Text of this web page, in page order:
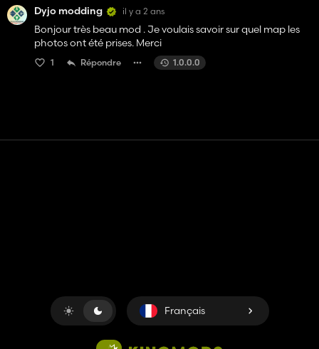
Dyjo modding il y a 2 ans
Bonjour très beau mod . Je voulais savoir sur quel map les
photos ont été prises. Merci
1 Répondre 1.0.0.0
Français